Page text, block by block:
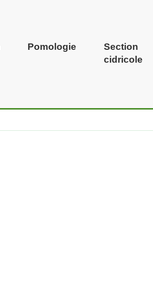
Pomologie
Section
cidricole